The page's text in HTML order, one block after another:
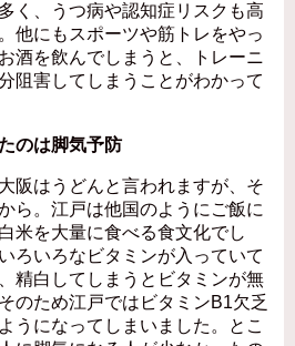
く、うつ病や認知症リスクも高
他にもスポーツや筋トレをやっ
酒を飲んでしまうと、トレーニ
阻害してしまうことがわかって
のは脚気予防
阪はうどんと言われますが、そ
ら。江戸は他国のようにご飯に
米を大量に食べる食文化でし
ろいろなビタミンが入っていて
精白してしまうとビタミンが無
のため江戸ではビタミンB1欠乏
うになってしまいました。とこ